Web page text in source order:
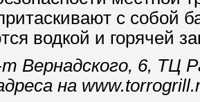
с собой
водкой и горячей
т Вернадского, 6, ТЦ
на